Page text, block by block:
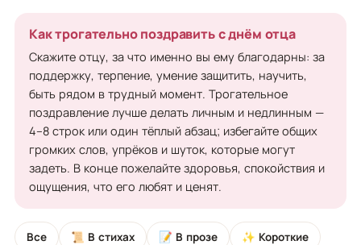
Как трогательно поздравить с днём отца
Скажите отцу, за что именно вы ему благодарны: за
поддержку, терпение, умение защитить, научить,
быть рядом в трудный момент. Трогательное
поздравление лучше делать личным и недлинным —
4–8 строк или один тёплый абзац; избегайте общих
громких слов, упрёков и шуток, которые могут
задеть. В конце пожелайте здоровья, спокойствия и
ощущения, что его любят и ценят.
Все 📜 В стихах 📝 В прозе ✨ Короткие